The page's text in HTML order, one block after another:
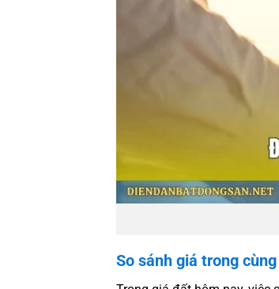
So sánh giá trong